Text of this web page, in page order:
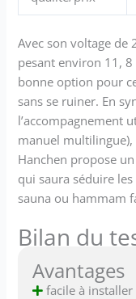
Avec son voltage de
pesant environ 11,
bonne option pour
sans se ruiner. En
l’accompagnement
manuel
Hanchen propose
qui saura séduire
sauna ou hammam
Bilan du
Avantages
facile à installer